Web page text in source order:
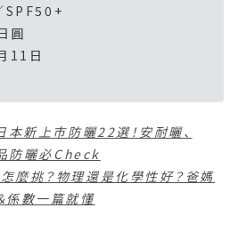
SPF50+
圓
11日
新上市防曬22選！安耐曬、
防曬必Check
麼挑？物理還是化學性好？爸媽
係數一篇就懂